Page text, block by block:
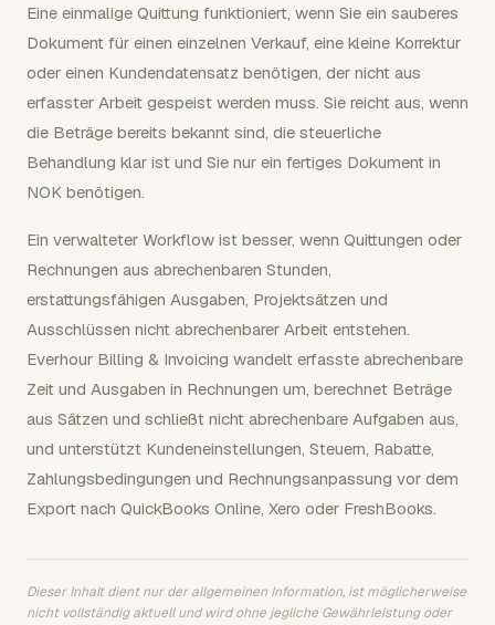
Eine einmalige Quittung funktioniert, wenn Sie ein sauberes
Dokument für einen einzelnen Verkauf, eine kleine Korrektur
oder einen Kundendatensatz benötigen, der nicht aus
erfasster Arbeit gespeist werden muss. Sie reicht aus, wenn
die Beträge bereits bekannt sind, die steuerliche
Behandlung klar ist und Sie nur ein fertiges Dokument in
NOK benötigen.
Ein verwalteter Workflow ist besser, wenn Quittungen oder
Rechnungen aus abrechenbaren Stunden,
erstattungsfähigen Ausgaben, Projektsätzen und
Ausschlüssen nicht abrechenbarer Arbeit entstehen.
Everhour Billing & Invoicing wandelt erfasste abrechenbare
Zeit und Ausgaben in Rechnungen um, berechnet Beträge
aus Sätzen und schließt nicht abrechenbare Aufgaben aus,
und unterstützt Kundeneinstellungen, Steuern, Rabatte,
Zahlungsbedingungen und Rechnungsanpassung vor dem
Export nach QuickBooks Online, Xero oder FreshBooks.
Dieser Inhalt dient nur der allgemeinen Information, ist möglicherweise
nicht vollständig aktuell und wird ohne jegliche Gewährleistung oder